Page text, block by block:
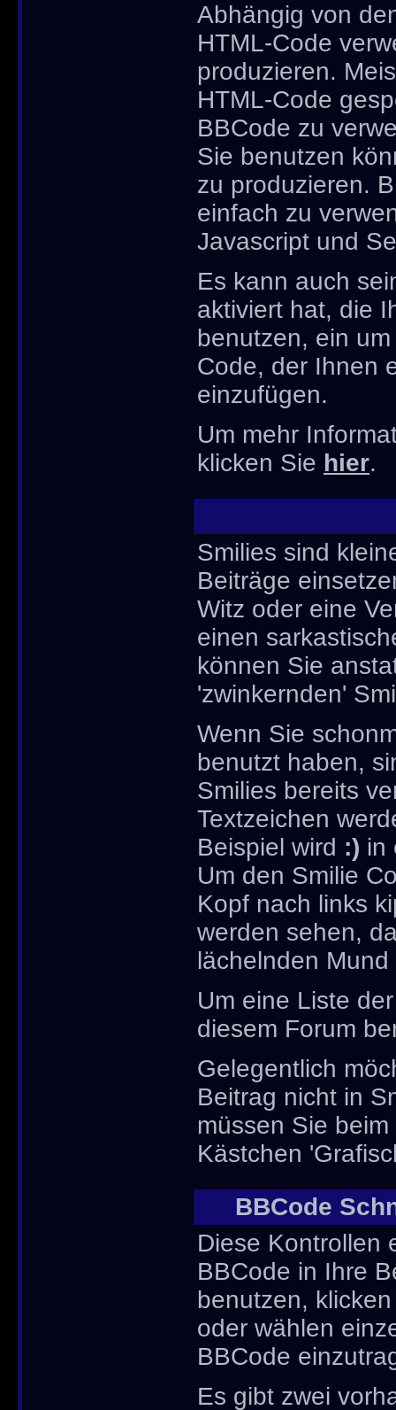
Abhängig von
HTML-Code
produzieren.
HTML-Code
BBCode zu
Sie benutzen
zu produzieren.
einfach zu
Javascript und
Es kann auch
aktiviert hat, die
benutzen, ein
Code, der Ihnen
einzufügen.
Um mehr
klicken Sie hier.
Smilies sind
Beiträge
Witz oder eine
einen
können Sie
'zwinkernden'
Wenn Sie
benutzt haben,
Smilies bereits
Textzeichen
Beispiel wird :) in
Um den Smilie
Kopf nach links
werden sehen,
lächelnden
Um eine Liste
diesem Forum
Gelegentlich
Beitrag nicht in
müssen Sie
Kästchen
BBCode
Diese Kontrollen
BBCode in Ihre
benutzen,
oder wählen
BBCode
Es gibt zwei